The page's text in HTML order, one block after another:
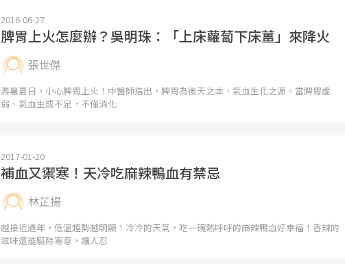
2016-06-27
脾胃上火怎麼辦？吳明珠：「上床蘿蔔下床薑」來降火
張世傑
溽暑夏日，小心脾胃上火！中醫師指出，脾胃為後天之本，氣血生化之源。當脾胃虛
弱、氣血生成不足，不僅消化
2017-01-20
補血又禦寒！天冷吃麻辣鴨血有禁忌
林芷揚
越接近過年，低溫趨勢越明顯！冷冷的天氣，吃一碗熱呼呼的麻辣鴨血好幸福！香辣的
滋味還能驅除寒意，讓人忍